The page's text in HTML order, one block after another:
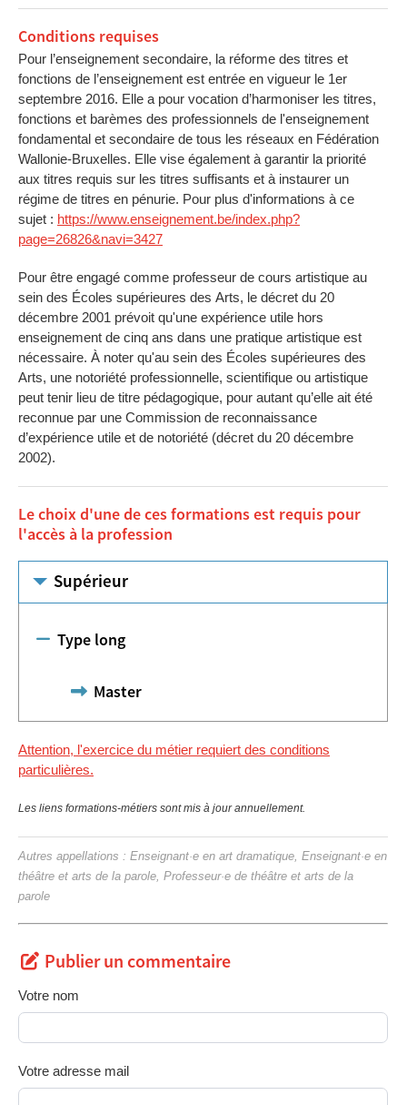
Conditions requises
Pour l’enseignement secondaire, la réforme des titres et
fonctions de l’enseignement est entrée en vigueur le 1er
septembre 2016. Elle a pour vocation d’harmoniser les titres,
fonctions et barèmes des professionnels de l'enseignement
fondamental et secondaire de tous les réseaux en Fédération
Wallonie-Bruxelles. Elle vise également à garantir la priorité
aux titres requis sur les titres suffisants et à instaurer un
régime de titres en pénurie. Pour plus d'informations à ce
sujet : https://www.enseignement.be/index.php?
page=26826&navi=3427
Pour être engagé comme professeur de cours artistique au
sein des Écoles supérieures des Arts, le décret du 20
décembre 2001 prévoit qu'une expérience utile hors
enseignement de cinq ans dans une pratique artistique est
nécessaire. À noter qu'au sein des Écoles supérieures des
Arts, une notoriété professionnelle, scientifique ou artistique
peut tenir lieu de titre pédagogique, pour autant qu’elle ait été
reconnue par une Commission de reconnaissance
d’expérience utile et de notoriété (décret du 20 décembre
2002).
Le choix d'une de ces formations est requis pour
l'accès à la profession
Supérieur
Type long
Master
Attention, l'exercice du métier requiert des conditions
particulières.
Les liens formations-métiers sont mis à jour annuellement.
Autres appellations : Enseignant·e en art dramatique, Enseignant·e en
théâtre et arts de la parole, Professeur·e de théâtre et arts de la
parole
Publier un commentaire
Votre nom
Votre adresse mail